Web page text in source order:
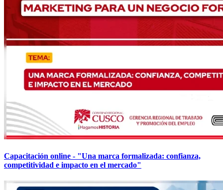
Capacitación online - "Una marca formalizada: confianza,
competitividad e impacto en el mercado"